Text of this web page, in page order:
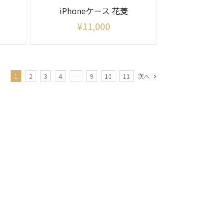
iPhoneケース 花菱
¥11,000
1 2 3 4 … 9 10 11 次へ